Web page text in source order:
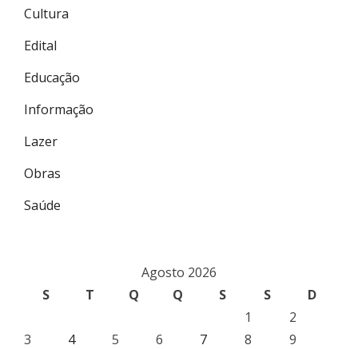
Cultura
Edital
Educação
Informação
Lazer
Obras
Saúde
Agosto 2026
S
T Q Q S S
D
1
2
3
4 5 6 7 8
9